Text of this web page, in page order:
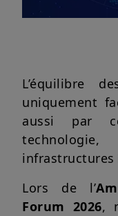
L’équilibre
uniquement
aussi par
infrastructures
Lors de l’
Forum 2026,